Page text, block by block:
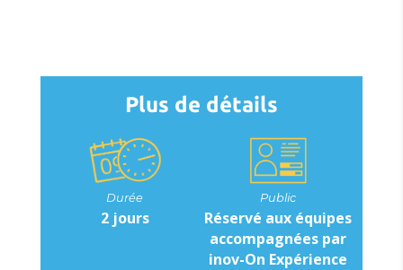
Plus de détails
Durée
2 jours
Public
Réservé aux équipes
accompagnées par
inov-On Expérience